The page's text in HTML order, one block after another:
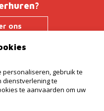
ons
personaliseren, gebruik te
dienstverlening te
te aanvaarden om uw